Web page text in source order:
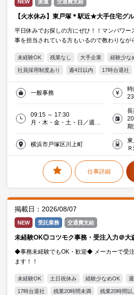
NEW 派遣 交通費支給
【火水休み】東戸塚＊駅近★大手住宅グ
平日休みでお探しの方にぜひ！！マンパワー
事を担当されている方もいるので教わりなが
未経験OK 残業なし 大手企業 経験少な
社員採用制度あり 週4日以内 17時台退社
残業20時間未満 駅直結 駅5分以内 平日
服装・髪型自由 交通
働く主婦（夫）活躍中 派遣社員就業中 住
一般事務
時
09:15 ～ 17:30
月・木・金・土・日／週５
長
横浜市戸塚区川上町
東
仕事詳細
掲載日：2026/08/07
NEW 受託業務 交通費支給
未経験OK◎コツモク事務・受注入力＠大
◆事務未経験でもOK・歓迎◆ メーカーで受
ます！！
未経験OK 土日祝休み 経験少なめOK
17時台退社 残業20時間未満 残業20時間以